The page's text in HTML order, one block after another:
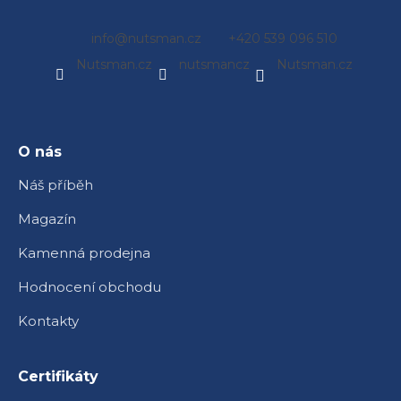
info@nutsman.cz
+420 539 096 510
Nutsman.cz
nutsmancz Nutsman.cz
O nás
Náš příběh
Magazín
Kamenná prodejna
Hodnocení obchodu
Kontakty
Certifikáty